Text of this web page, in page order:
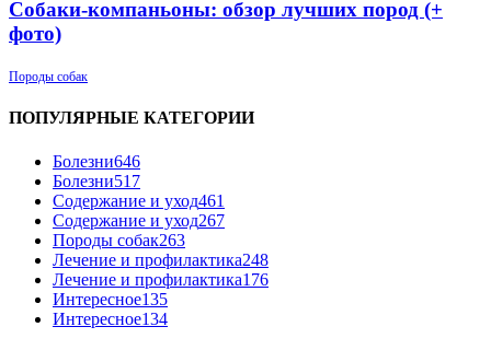
Собаки-компаньоны: обзор лучших пород (+
фото)
Породы собак
ПОПУЛЯРНЫЕ КАТЕГОРИИ
Болезни646
Болезни517
Содержание и уход461
Содержание и уход267
Породы собак263
Лечение и профилактика248
Лечение и профилактика176
Интересное135
Интересное134